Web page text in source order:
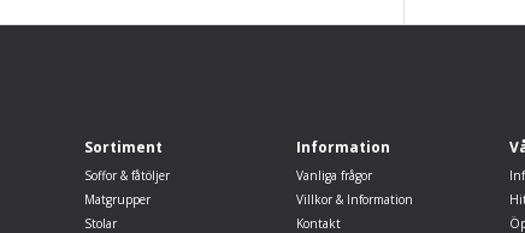
Sortiment
Soffor & fåtöljer
Matgrupper
Stolar
Information
Vanliga frågor
Villkor & Information
Kontakt